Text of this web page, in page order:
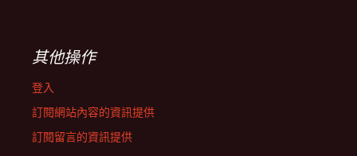
其他操作
登入
訂閱網站內容的資訊提供
訂閱留言的資訊提供